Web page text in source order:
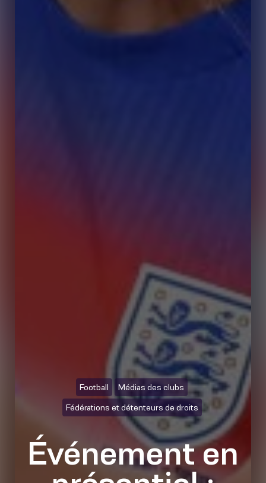
Football Médias des clubs
Fédérations et détenteurs de droits
Événement en